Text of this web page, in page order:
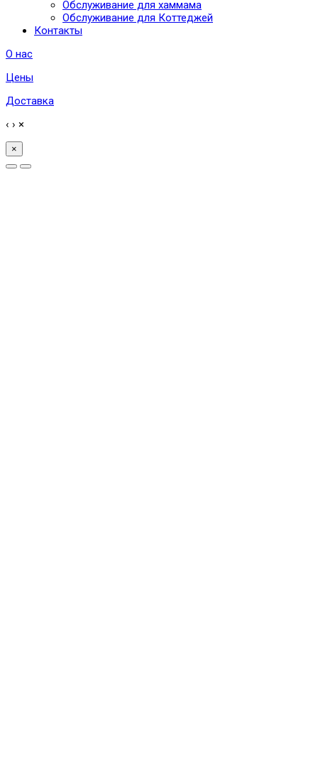
Обслуживание для хаммама
Обслуживание для Коттеджей
Контакты
О нас
Цены
Доставка
‹ › ×
×